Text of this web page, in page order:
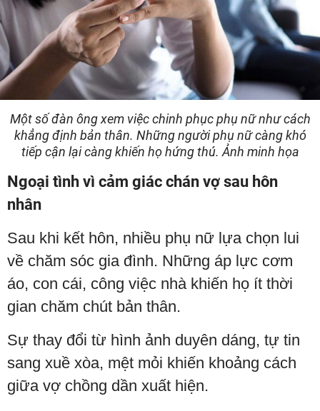
Một số đàn ông xem việc chinh phục phụ nữ như cách
khẳng định bản thân. Những người phụ nữ càng khó
tiếp cận lại càng khiến họ hứng thú. Ảnh minh họa
Ngoại tình vì cảm giác chán vợ sau hôn
nhân
Sau khi kết hôn, nhiều phụ nữ lựa chọn lui
về chăm sóc gia đình. Những áp lực cơm
áo, con cái, công việc nhà khiến họ ít thời
gian chăm chút bản thân.
Sự thay đổi từ hình ảnh duyên dáng, tự tin
sang xuề xòa, mệt mỏi khiến khoảng cách
giữa vợ chồng dần xuất hiện.